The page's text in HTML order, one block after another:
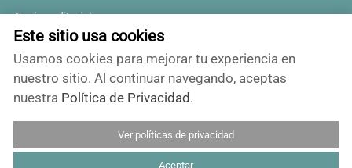
Este sitio usa cookies
Usamos cookies para mejorar tu experiencia en
nuestro sitio. Al continuar navegando, aceptas
nuestra Política de Privacidad.
Ver políticas de privacidad
Aceptar
Equipo editorial
Comité editorial
¿Desea ser revisor?
Contactos y soporte
ISSN 0717-6384